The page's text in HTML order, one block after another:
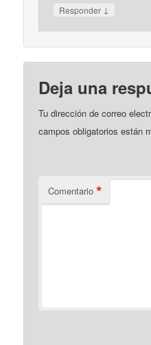
Responder ↓
Deja una
Tu dirección de correo
campos obligatorios están
Comentario *